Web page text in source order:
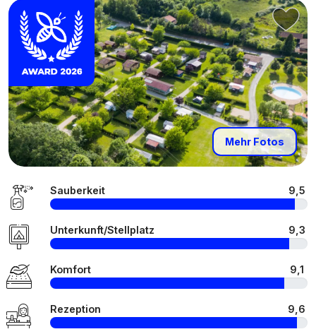
Mehr Fotos
Sauberkeit 9,5
Unterkunft/Stellplatz 9,3
Komfort 9,1
Rezeption 9,6